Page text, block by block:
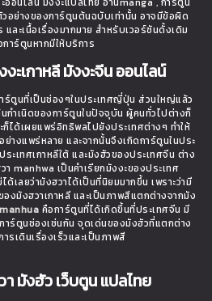
อย่างของการ์ตูนต้นฉบับเท่านั้น อาจมีข้อผิด
ละเนื้อเรื่องมากมาย สำหรับเวอร์ชันดั้งเดิม
าร์ตูนหากมีให้บริการ
ะเกาหลี มังงะจีน ออนไลน์
ร์ตูนที่เป็นช่องๆในประเทศญี่ปุ่น ส่วนใหญ่แล้ว
กำเนิดของการ์ตูนในปัจจุบัน ผู้คนทั่วไปต่างก็
ได้เผยแพร่อิทธิพลไปยังประเทศต่างๆ ทำให้
ย่างแพร่หลาย และจากนั้นจึงเกิดการ์ตูนในประ
ะเทศเกาหลีใต้ และมังฮัวของประเทศจีน ต่าง
manhwa เป็นคำเรียกมังงะของประเทศ
ด้เลยว่ามังฮวาได้เป็นที่นิยมมากขึ้น เพราะว่ามี
งมังฮวาเกาหลี และเป็นภาพสีแตกต่างจากมัง
manhua คือการ์ตูนที่ได้เกิดขึ้นที่ประเทศจีน มี
าร์ตูนช่องเช่นกัน จุดเด่นของมังฮัวที่แตกต่าง
รเดินเรื่องเร็วและเป็นภาพสี
า มังฮัว เว็บตูน แปลไทย